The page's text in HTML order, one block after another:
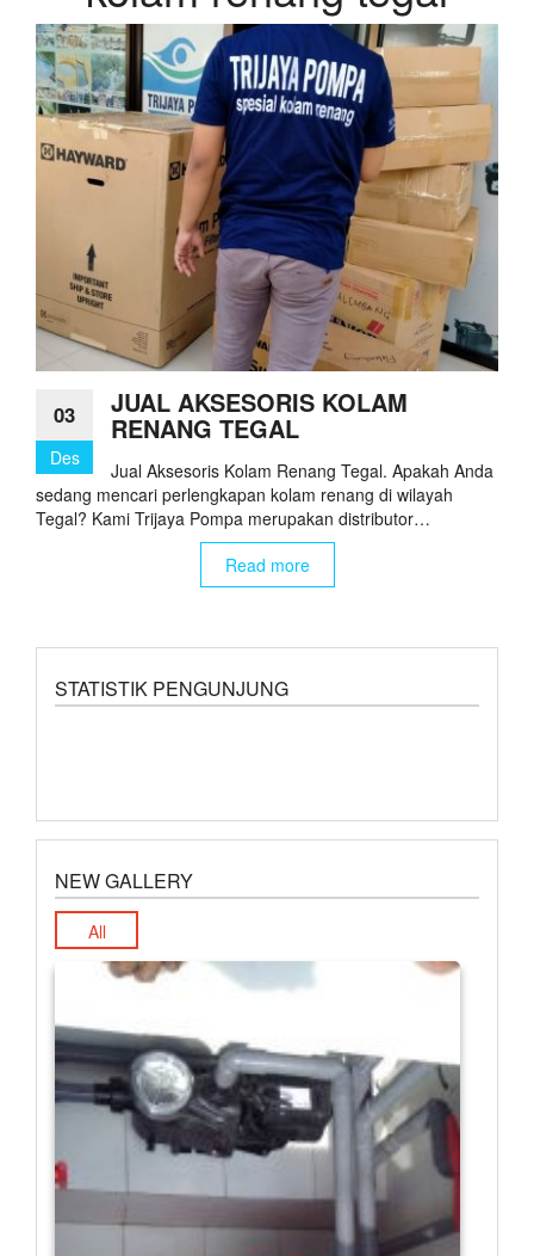
03
Des
JUAL AKSESORIS KOLAM
RENANG TEGAL
Jual Aksesoris Kolam Renang Tegal. Apakah Anda
sedang mencari perlengkapan kolam renang di wilayah
Tegal? Kami Trijaya Pompa merupakan distributor…
Read more
STATISTIK PENGUNJUNG
NEW GALLERY
All